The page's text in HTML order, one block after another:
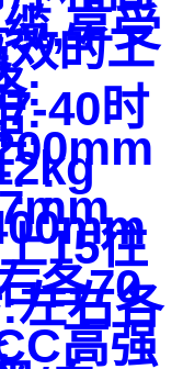
,享受
的工
:40时
:
: :
15往
各70
左右各
高强